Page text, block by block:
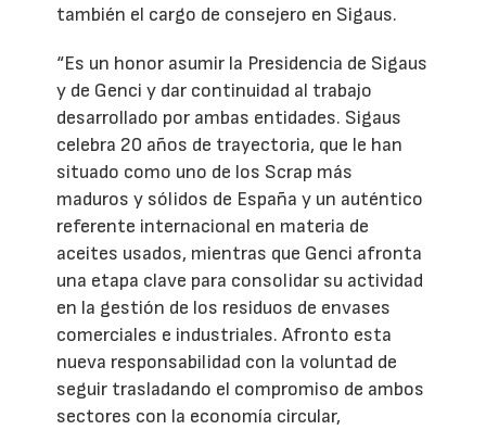
también el cargo de consejero en Sigaus.
“Es un honor asumir la Presidencia de Sigaus
y de Genci y dar continuidad al trabajo
desarrollado por ambas entidades. Sigaus
celebra 20 años de trayectoria, que le han
situado como uno de los Scrap más
maduros y sólidos de España y un auténtico
referente internacional en materia de
aceites usados, mientras que Genci afronta
una etapa clave para consolidar su actividad
en la gestión de los residuos de envases
comerciales e industriales. Afronto esta
nueva responsabilidad con la voluntad de
seguir trasladando el compromiso de ambos
sectores con la economía circular,